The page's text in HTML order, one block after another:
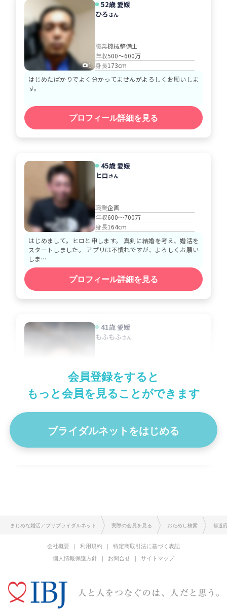
1
52歳 愛媛
ひろ さん
職業機械整備士
年収500～600万
身長173cm
はじめたばかりでよく分かってませんがよろしくお願いしま
す。
プロフィール詳細を見る
45歳 愛媛
ヒロ さん
職業企画
年収600～700万
身長164cm
はじめまして。ヒロと申します。 真剣に結婚を考え、婚活を
スタートしました。 アプリは不慣れですが、よろしくお願い
しま…
プロフィール詳細を見る
6
41歳 愛媛
もふもふさん
年収500～600万
身長 162cm
もふもふです！ 例文使わさせていただきます。 愛媛の東の方
に住んでます。 ・ブライダルネットを始めたきっかけは …
会員登録をすると
もっと会員を見ることができます
ブライダルネットをはじめる
まじめな婚活アプリブライダルネット 実際の会員を見る おためし検索 都道
会社概要 利用規約
特定商取引法に基づく表記
個人情報保護方針
お問合せ サイトマップ